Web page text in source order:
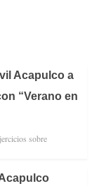
Acapulco a
“Verano en
sobre